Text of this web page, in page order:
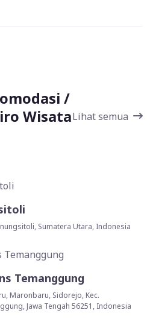
/
WisataLihat semua
Sumatera Utara, Indonesia
Temanggung
Maronbaru, Sidorejo, Kec.
Jawa Tengah 56251, Indonesia